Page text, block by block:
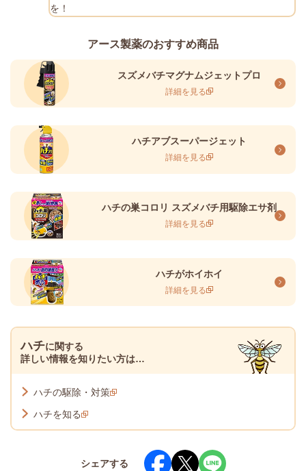
を！
アース製薬のおすすめ商品
スズメバチマグナムジェットプロ
詳細を見る
ハチアブスーパージェット
詳細を見る
ハチの巣コロリ スズメバチ用駆除エサ剤
詳細を見る
ハチがホイホイ
詳細を見る
ハチに関する
詳しい情報を知りたい方は…
ハチの駆除・対策
ハチを知る
シェアする